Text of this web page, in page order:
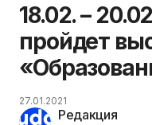
18.02. –
пройдет
Редакция
27.01.2021